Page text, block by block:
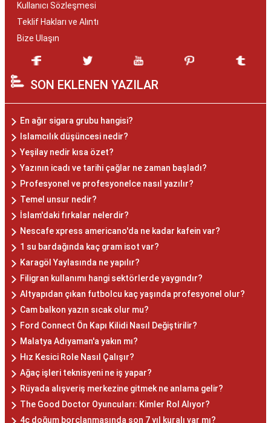
Kullanıcı Sözleşmesi
Teklif Hakları ve Alıntı
Bize Ulaşın
SON EKLENEN YAZILAR
En ağır sigara grubu hangisi?
Islamcılık düşüncesi nedir?
Yeşilay nedir kısa özet?
Yazının icadı ve tarihi çağlar ne zaman başladı?
Profesyonel ve profesyonelce nasıl yazılır?
Temel unsur nedir?
İslam'daki fırkalar nelerdir?
Nescafe xpress americano'da ne kadar kafein var?
1 su bardağında kaç gram isot var?
Karagöl Yaylasında ne yapılır?
Filigran kullanımı hangi sektörlerde yaygındır?
Altyapıdan çıkan futbolcu kaç yaşında profesyonel olur?
Cam balkon yazın sıcak olur mu?
Ford Connect Ön Kapı Kilidi Nasıl Değiştirilir?
Malatya Adıyaman'a yakın mı?
Hız Kesici Role Nasıl Çalışır?
Ağaç işleri teknisyeni ne iş yapar?
Rüyada alışveriş merkezine gitmek ne anlama gelir?
The Good Doctor Oyuncuları: Kimler Rol Alıyor?
4c doğum borçlanmasında son 7 yıl kuralı var mı?